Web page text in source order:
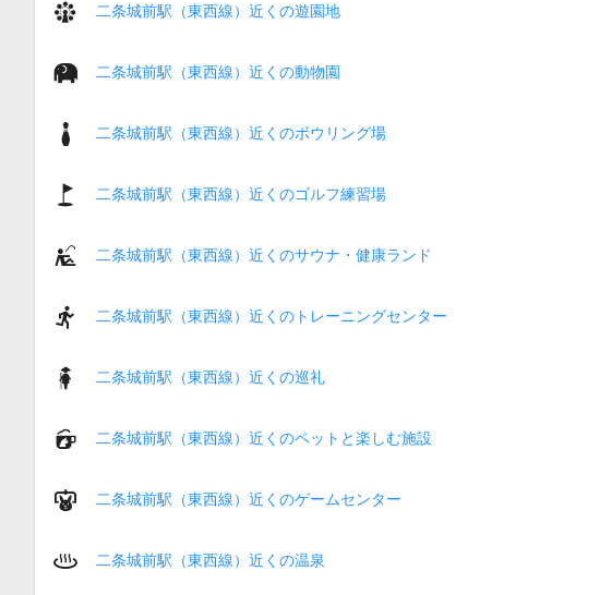
二条城前駅（東西線）近くの遊園地
二条城前駅（東西線）近くの動物園
二条城前駅（東西線）近くのボウリング場
二条城前駅（東西線）近くのゴルフ練習場
二条城前駅（東西線）近くのサウナ・健康ランド
二条城前駅（東西線）近くのトレーニングセンター
二条城前駅（東西線）近くの巡礼
二条城前駅（東西線）近くのペットと楽しむ施設
二条城前駅（東西線）近くのゲームセンター
二条城前駅（東西線）近くの温泉